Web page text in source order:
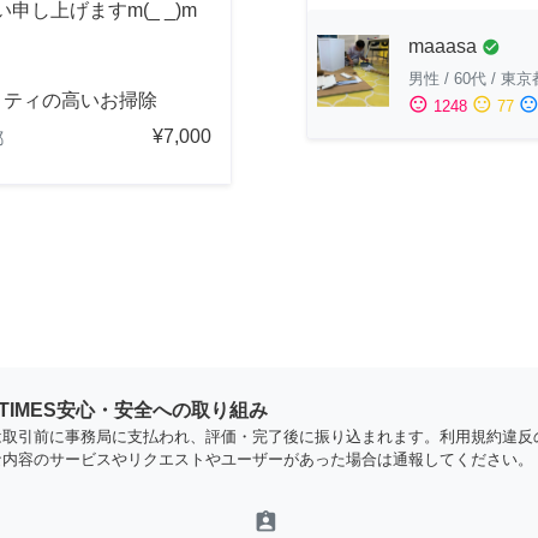
申し上げますm(_ _)m
ィの高いお掃除
¥7,000
maaasa check_circle
男性 / 60代 / 東京
sentiment_satisfied 1248 sentiment_neutral 77 sentiment_dissatisfied
安心・安全への取り組み
引前に事務局に支払われ、評価・完了後に振り込まれます。利用規約違
容のサービスやリクエストやユーザーがあった場合は通報してください。
assignment_ind